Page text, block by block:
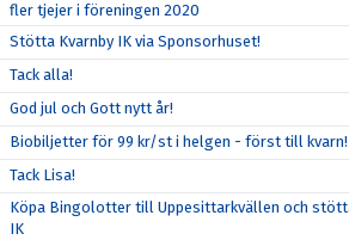
fler tjejer i föreningen 2020
Stötta Kvarnby IK via Sponsorhuset!
Tack alla!
God jul och Gott nytt år!
Biobiljetter för 99 kr/st i helgen - först till kvarn!
Tack Lisa!
Köpa Bingolotter till Uppesittarkvällen och
IK